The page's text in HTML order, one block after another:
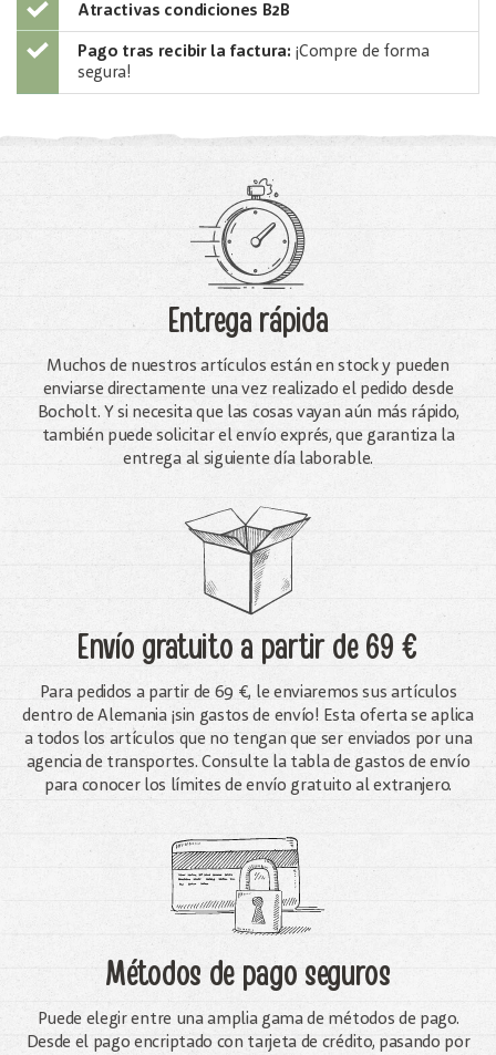
Atractivas condiciones B2B
Pago tras recibir la factura: ¡Compre de forma
segura!
Entrega rápida
Muchos de nuestros artículos están en stock y pueden
enviarse directamente una vez realizado el pedido desde
Bocholt. Y si necesita que las cosas vayan aún más rápido,
también puede solicitar el envío exprés, que garantiza la
entrega al siguiente día laborable.
Envío gratuitoa partir de 69 €
Para pedidos a partir de 69 €, le enviaremos sus artículos
dentro de Alemania ¡sin gastos de envío! Esta oferta se aplica
a todos los artículos que no tengan que ser enviados por una
agencia de transportes. Consulte la tabla de gastos de envío
para conocer los límites de envío gratuito al extranjero.
Métodos de pago seguros
Puede elegir entre una amplia gama de métodos de pago.
Desde el pago encriptado con tarjeta de crédito, pasando por